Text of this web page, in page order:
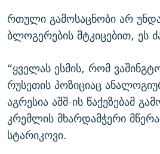
რთული გამოსაცნობი არ
ბლოგერების მტკიცებით, ეს
“ყველას ესმის, რომ
რუსეთის პოზიციაც
აგრესია აშშ-ის წაქეზებამ
კრემლის მხარდამჭერი
სტარიკოვი.